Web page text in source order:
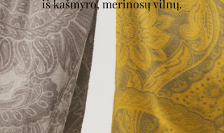
iš kašmyro, merinosų vilnų.